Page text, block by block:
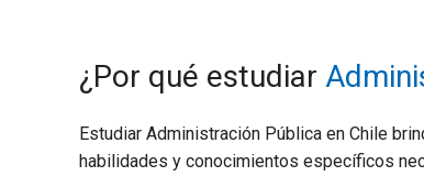
¿Por qué estudiar
Estudiar Administración Pública en Chile
habilidades y conocimientos específicos